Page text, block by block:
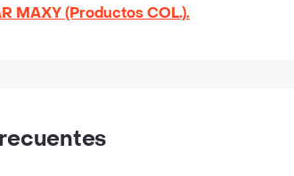
MAXY (Productos COL.).